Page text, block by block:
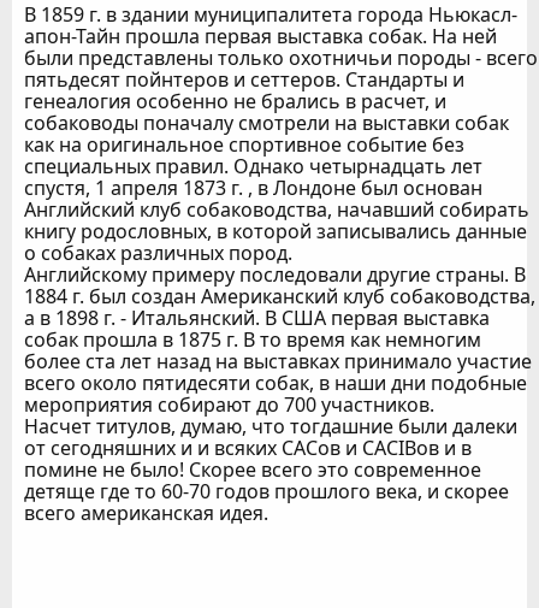
В 1859 г. в здании муниципалитета города Ньюкасл-
апон-Тайн прошла первая выставка собак. На ней
были представлены только охотничьи породы - всего
пятьдесят пойнтеров и сеттеров. Стандарты и
генеалогия особенно не брались в расчет, и
собаководы поначалу смотрели на выставки собак
как на оригинальное спортивное событие без
специальных правил. Однако четырнадцать лет
спустя, 1 апреля 1873 г. , в Лондоне был основан
Английский клуб собаководства, начавший собирать
книгу родословных, в которой записывались данные
о собаках различных пород.
Английскому примеру последовали другие страны. В
1884 г. был создан Американский клуб собаководства,
а в 1898 г. - Итальянский. В США первая выставка
собак прошла в 1875 г. В то время как немногим
более ста лет назад на выставках принимало участие
всего около пятидесяти собак, в наши дни подобные
мероприятия собирают до 700 участников.
Насчет титулов, думаю, что тогдашние были далеки
от сегодняшних и и всяких САСов и CACIBов и в
помине не было! Скорее всего это современное
детяще где то 60-70 годов прошлого века, и скорее
всего американская идея.